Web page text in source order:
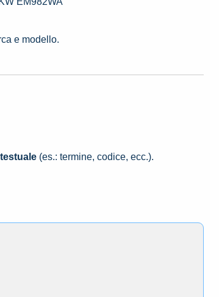
e modello.
testuale (es.: termine, codice, ecc.).